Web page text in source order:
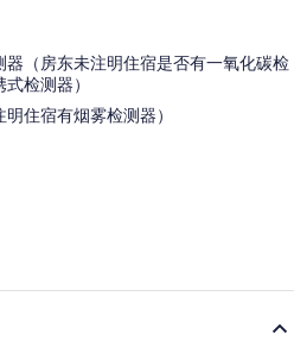
（房东未注明住宿是否有一氧化碳检
检测器）
住宿有烟雾检测器）